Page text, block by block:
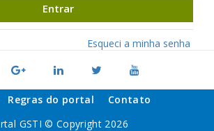
Entrar
Esqueci a minha senha
Regras do portal
Contato
GSTI © Copyright 2026